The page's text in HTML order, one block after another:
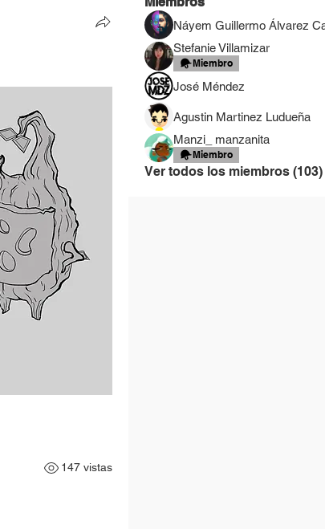
147 vistas
Náyem Guillermo Álvarez
Stefanie Villamizar
Miembro
José Méndez
Agustin Martinez Ludueña
Manzi_ manzanita
Miembro
Ver todos los miembros (103)